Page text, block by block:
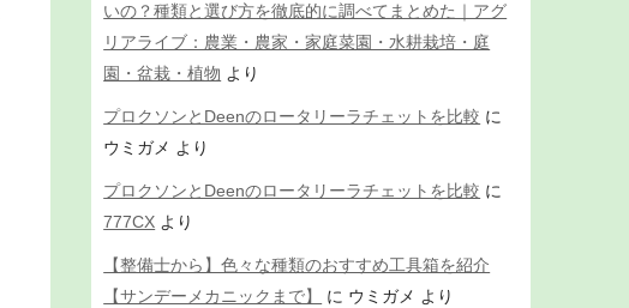
いの？種類と選び方を徹底的に調べてまとめた｜アグ
リアライブ：農業・農家・家庭菜園・水耕栽培・庭
園・盆栽・植物 より
プロクソンとDeenのロータリーラチェットを比較 に
ウミガメ より
プロクソンとDeenのロータリーラチェットを比較 に
777CX より
【整備士から】色々な種類のおすすめ工具箱を紹介
【サンデーメカニックまで】
に ウミガメ より